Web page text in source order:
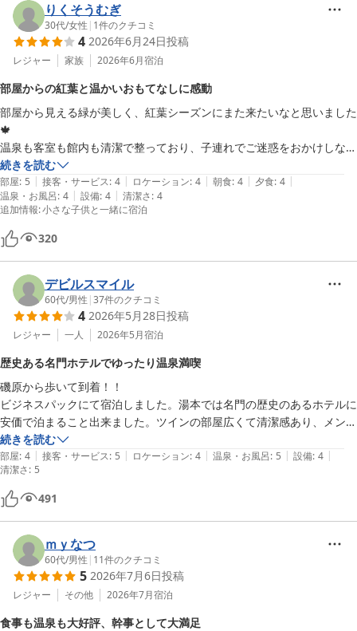
りくそうむぎ
30代/女性 | 1件のクチコミ
4 2026年6月24日投稿
レジャー 家族 2026年6月宿泊
部屋からの紅葉と温かいおもてなしに感動
部屋から見える緑が美しく、紅葉シーズンにまた来たいなと思いました
🍁
温泉も客室も館内も清潔で整っており、子連れでご迷惑をおかけしない
か心配でしたが温かく迎え入れていただき素敵な日を過ごすことができ
ました
毎年曾祖母に会いにいわきに来ているので毎年お世話になりたいと思う
くらい素敵な旅館でした
またよろしくお願いします
続きを読む
部屋: 5 | 接客・サービス: 4 | ロケーション: 4 | 朝食: 4 | 夕食: 4 |
温泉・お風呂: 4 | 設備: 4 | 清潔さ: 4
追加情報:小さな子供と一緒に宿泊
320
デビルスマイル
60代/男性 |37件のクチコミ
4 2026年5月28日投稿
レジャー 一人 2026年5月宿泊
歴史ある名門ホテルでゆったり温泉満喫
磯原から歩いて到着！！
ビジネスパックにて宿泊しました。湯本では名門の歴史のあるホテルに
安価で泊まること出来ました。ツインの部屋広くて清潔感あり、メンテ
ナンス良いホテルでした。温泉も到着後、夕食後、早朝と3回も入って
しまいました。すごく温まるし、小さいがサウナもあり朝も入れてスッ
キリ出来ました。打たせ湯があり気持ち良かったです。ホテルから教え
てもらった寿司屋さん　美味しい地場魚の刺身とお好み寿司にて、ビー
ル・芋ソーダにてまったりと楽しめました。地元名物のメヒカリ唐揚げ
最高でした！！
お風呂上がりには木村牛乳の牛乳が濃厚で美味しかった。地元にも欲し
い牛乳です。
ゆったりゆっくり過ごせました。お世話にあり、ありがとうございまし
た☺️
続きを読む
部屋: 4 | 接客・サービス: 5 | ロケーション: 4 | 温泉・お風呂: 5 | 設備: 4 |
清潔さ: 5
491
ｍｙなつ
60代/男性 | 11件のクチコミ
5 2026年7月6日投稿
レジャー その他 2026年7月宿泊
食事も温泉も大好評、幹事として大満足